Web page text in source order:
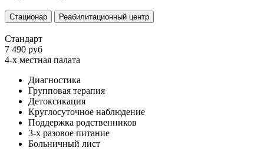
Стационар Реабилитационный центр
Стандарт
7 490 руб
4-х местная палата
Диагностика
Групповая терапия
Детоксикация
Круглосуточное наблюдение
Поддержка родственников
3-х разовое питание
Больничный лист